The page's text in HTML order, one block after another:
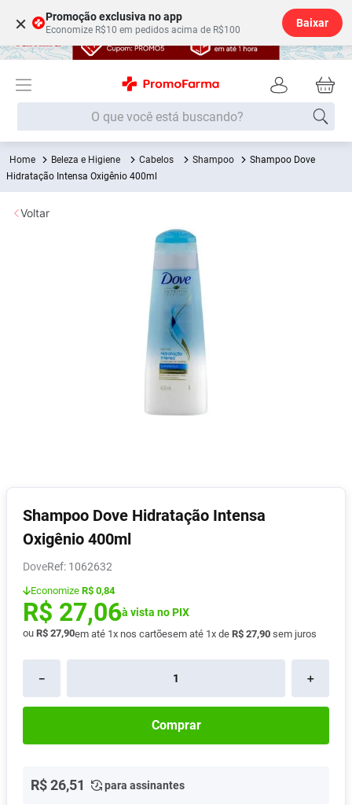
× Promoção exclusiva no app
Economize R$10 em pedidos acima de R$100
Baixar
O que você está buscando?
Beleza e Higiene Cabelos Shampoo
Shampoo Dove
Hidratação Intensa Oxigênio 400ml
Shampoo Dove Hidratação Intensa
Oxigênio 400ml
Dove : 1062632
Economize R$ 0,84
R$ 27,06à vista no PIX
ou R$ 27,90em até 1x nos cartõesem até 1x de R$ 27,90 sem juros
＋
－
Comprar
R$26,51 para assinantes
Voltar
Termos mais buscados
1º Fralda
2
Lenço Umedecido